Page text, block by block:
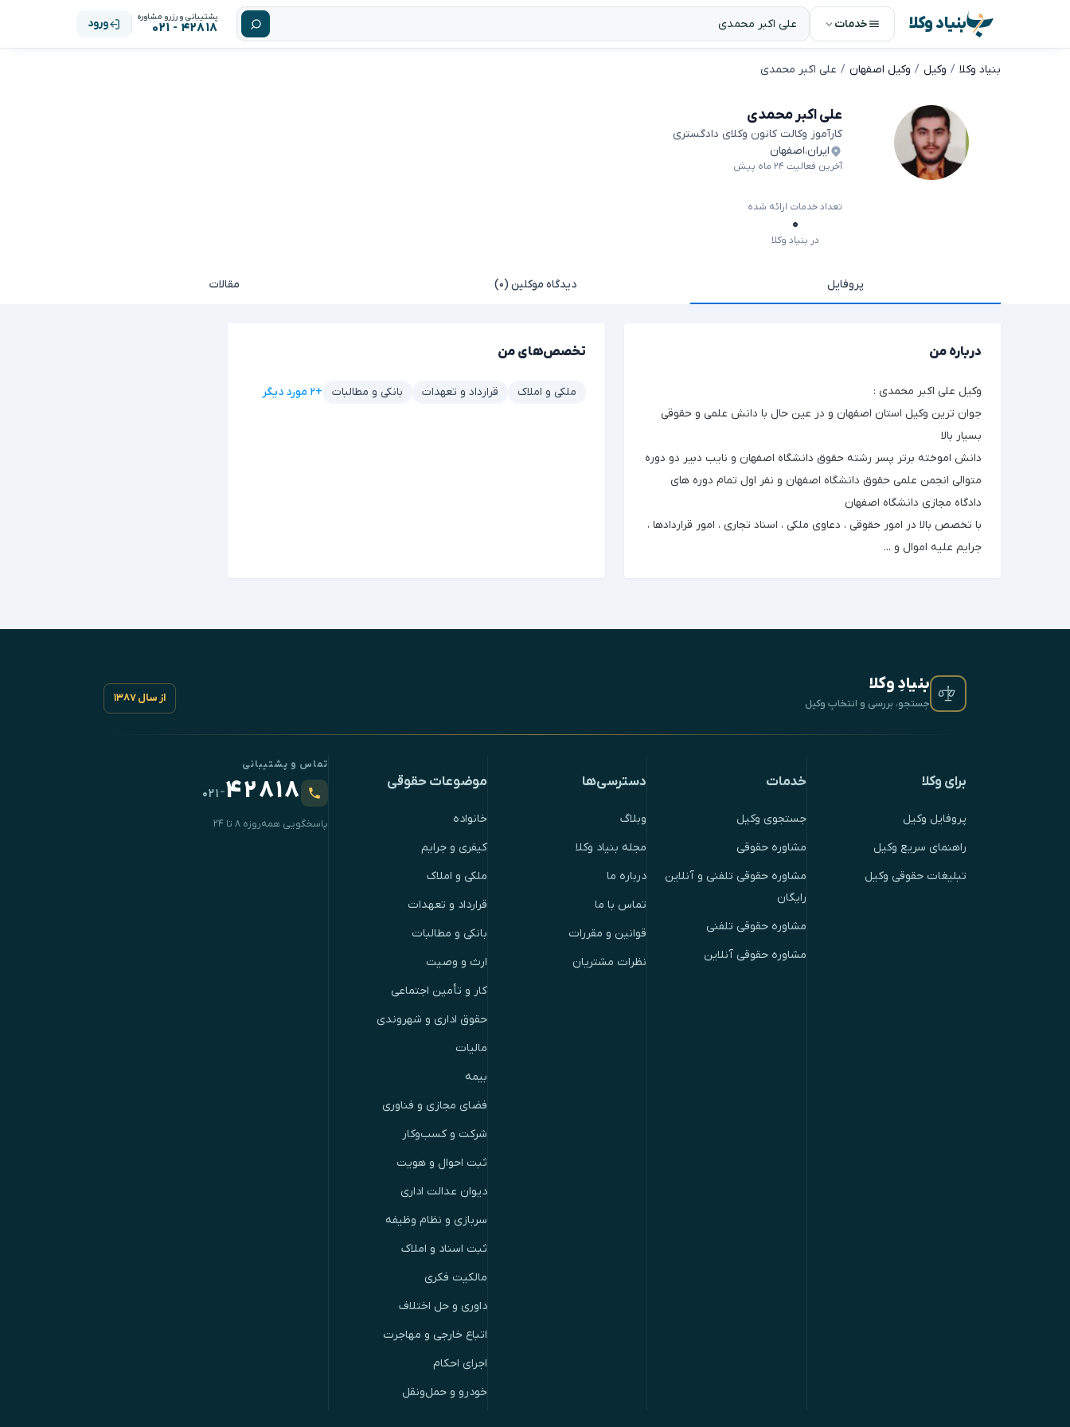
بنیاد وکلا خدمات پشتیبانی و رزرو مشاوره
۴۲۸۱۸ - ۰۲۱ ورود
بنیاد وکلا وکیل وکیل اصفهان علی اکبر محمدی
علی اکبر محمدی
کارآموز وکالت کانون وکلای دادگستری
ایران،اصفهان
آخرین فعالیت ۲۴ ماه پیش
تعداد خدمات ارائه شده
۰
در بنیاد وکلا
پروفایل دیدگاه موکلین (۰) مقالات
درباره من
وکیل علی اکبر محمدی :
جوان ترین وکیل استان اصفهان و در عین حال با دانش علمی و حقوقی
بسیار بالا
دانش اموخته برتر پسر رشته حقوق دانشگاه اصفهان و نایب دبیر دو دوره
متوالی انجمن علمی حقوق دانشگاه اصفهان و نفر اول تمام دوره های
دادگاه مجازی دانشگاه اصفهان
با تخصص بالا در امور حقوقی ، دعاوی ملکی ، اسناد تجاری ، امور قراردادها ،
جرایم علیه اموال و ...
تخصص‌های من
ملکی و املاک قرارداد و تعهدات بانکی و مطالبات +۲ مورد دیگر
بنیادِ وکلا
جستجو، بررسی و انتخابِ وکیل از سال ۱۳۸۷
برای وکلا
پروفایل وکیل
راهنمای سریع وکیل
تبلیغات حقوقی وکیل
خدمات
جستجوی وکیل
مشاوره حقوقی
مشاوره حقوقی تلفنی و آنلاین
رایگان
مشاوره حقوقی تلفنی
مشاوره حقوقی آنلاین
دسترسی‌ها
وبلاگ
مجله بنیاد وکلا
درباره ما
تماس با ما
قوانین و مقررات
نظرات مشتریان
موضوعات حقوقی
خانواده
کیفری و جرایم
ملکی و املاک
قرارداد و تعهدات
بانکی و مطالبات
ارث و وصیت
کار و تأمین اجتماعی
حقوق اداری و شهروندی
مالیات
بیمه
فضای مجازی و فناوری
شرکت و کسب‌وکار
ثبت احوال و هویت
دیوان عدالت اداری
سربازی و نظام وظیفه
ثبت اسناد و املاک
مالکیت فکری
داوری و حل اختلاف
اتباع خارجی و مهاجرت
اجرای احکام
خودرو و حمل‌ونقل
تماس و پشتیبانی
۴۲۸۱۸-۰۲۱
پاسخگویی همه‌روزه ۸ تا ۲۴